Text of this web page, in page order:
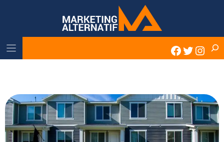
Twitter